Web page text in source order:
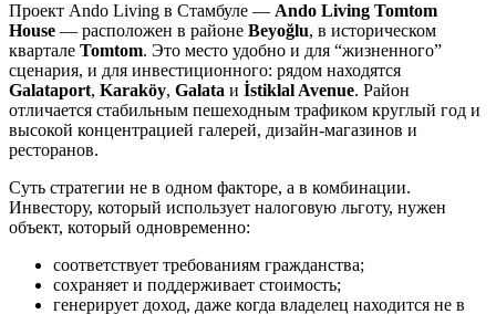
Проект Ando Living в Стамбуле — Ando Living Tomtom
House — расположен в районе Beyoğlu, в историческом
квартале Tomtom. Это место удобно и для “жизненного”
сценария, и для инвестиционного: рядом находятся
Galataport, Karaköy, Galata и İstiklal Avenue. Район
отличается стабильным пешеходным трафиком круглый год и
высокой концентрацией галерей, дизайн-магазинов и
ресторанов.
Суть стратегии не в одном факторе, а в комбинации.
Инвестору, который использует налоговую льготу, нужен
объект, который одновременно:
соответствует требованиям гражданства;
сохраняет и поддерживает стоимость;
генерирует доход, даже когда владелец находится не в